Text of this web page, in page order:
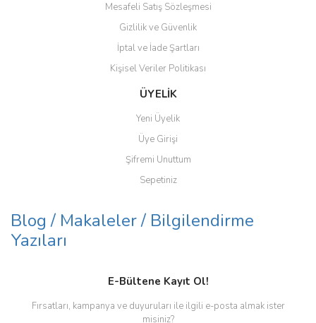
Gönder
Mesafeli Satış Sözleşmesi
Gizlilik ve Güvenlik
İptal ve İade Şartları
Kişisel Veriler Politikası
ÜYELİK
Yeni Üyelik
Üye Girişi
Şifremi Unuttum
Sepetiniz
Blog / Makaleler / Bilgilendirme
Yazıları
E-Bültene Kayıt Ol!
Fırsatları, kampanya ve duyuruları ile ilgili e-posta almak ister
misiniz?